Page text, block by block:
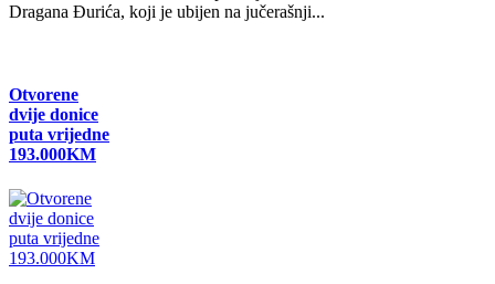
Dragana Đurića, koji je ubijen na jučerašnji...
Otvorene
dvije donice
puta vrijedne
193.000KM